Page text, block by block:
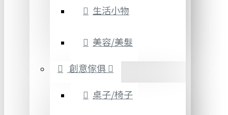
生活小物
美容/美髮
創意傢俱
桌子/椅子